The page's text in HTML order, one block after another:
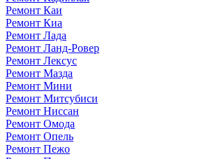
Ремонт Каи
Ремонт Киа
Ремонт Лада
Ремонт Ланд-Ровер
Ремонт Лексус
Ремонт Мазда
Ремонт Мини
Ремонт Митсубиси
Ремонт Ниссан
Ремонт Омода
Ремонт Опель
Ремонт Пежо